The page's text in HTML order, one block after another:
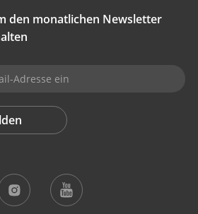
den monatlichen Newsletter